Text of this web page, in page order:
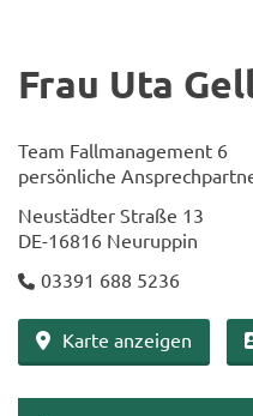
Frau Uta
Team Fall­ma­nage­ment 6
per­sön­li­che
Neu­städ­ter Stra­ße 13
DE-​16816 Neu­rup­pin
03391 688 5236
Karte an­zei­gen